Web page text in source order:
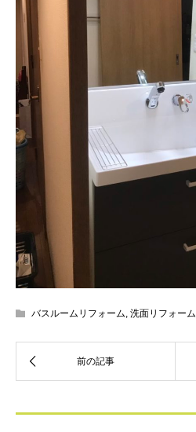
バスルームリフォーム, 洗面リフォーム